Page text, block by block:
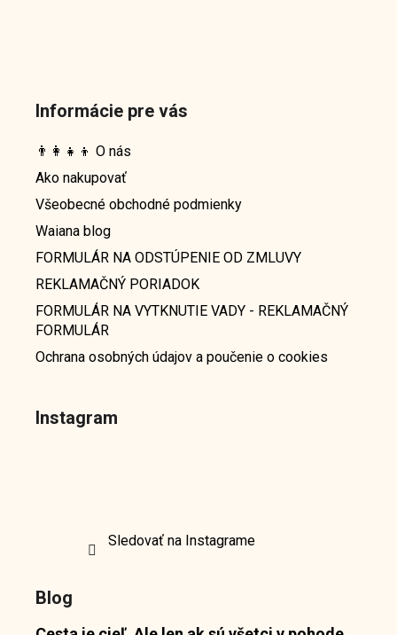
Informácie pre vás
👨‍👩‍👧‍👦 O nás
Ako nakupovať
Všeobecné obchodné podmienky
Waiana blog
FORMULÁR NA ODSTÚPENIE OD ZMLUVY
REKLAMAČNÝ PORIADOK
FORMULÁR NA VYTKNUTIE VADY - REKLAMAČNÝ
FORMULÁR
Ochrana osobných údajov a poučenie o cookies
Instagram
Sledovať na Instagrame
Blog